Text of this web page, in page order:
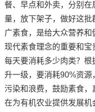
餐、早点和外卖，分别
量，放下架子，做好这
广素食，是给大众营养
现代素食理念的重要和宝
每天要消耗多少肉类？根
升一级，要消耗90%资
污染和浪费，鼓励素食
在为有机农业提供发展机